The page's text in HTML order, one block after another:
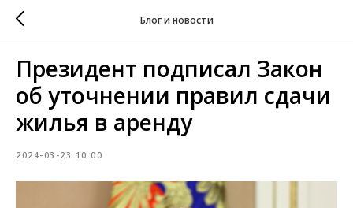
Блог и новости
Президент подписал Закон
об уточнении правил сдачи
жилья в аренду
2024-03-23 10:00